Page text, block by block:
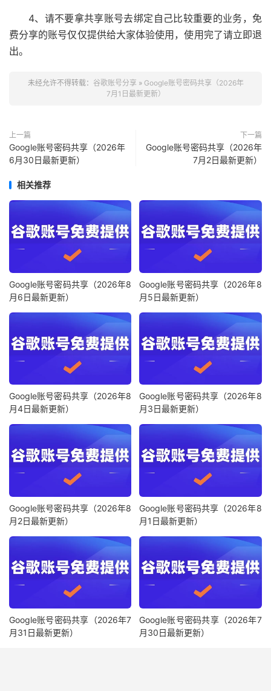
4、请不要拿共享账号去绑定自己比较重要的业务，免
费分享的账号仅仅提供给大家体验使用，使用完了请立即退
出。
未经允许不得转载： 谷歌账号分享 » Google账号密码共享（2026年
7月1日最新更新）
上一篇
Google账号密码共享（2026年
6月30日最新更新）
下一篇
Google账号密码共享（2026年
7月2日最新更新）
相关推荐
Google账号密码共享（2026年8
月6日最新更新）
Google账号密码共享（2026年8
月5日最新更新）
Google账号密码共享（2026年8
月4日最新更新）
Google账号密码共享（2026年8
月3日最新更新）
Google账号密码共享（2026年8
月2日最新更新）
Google账号密码共享（2026年8
月1日最新更新）
Google账号密码共享（2026年7
月31日最新更新）
Google账号密码共享（2026年7
月30日最新更新）